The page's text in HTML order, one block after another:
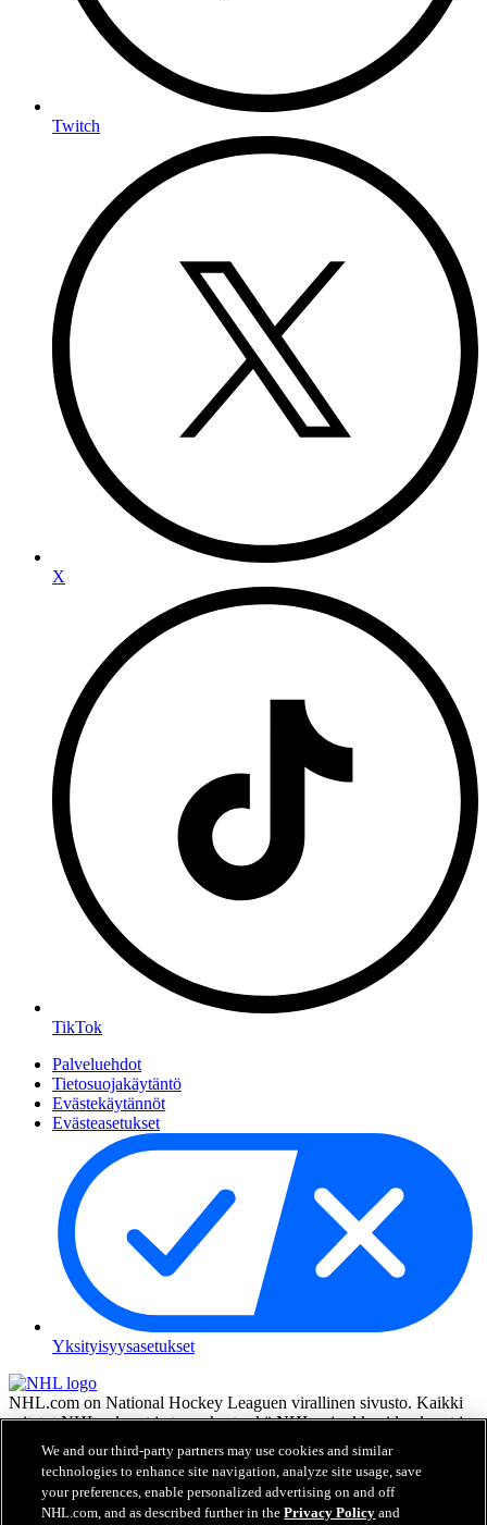
Twitch
X
TikTok
Palveluehdot
Tietosuojakäytäntö
Evästekäytännöt
Evästeasetukset
Yksityisyysasetukset
NHL.com on National Hockey Leaguen virallinen sivusto. Kaikki
esitetyt NHL:n logot ja tunnukset sekä NHL:n joukkueiden logot ja
tunnukset ovat NHL:n ja sen joukkueiden omaisuutta, eikä niitä saa
toisintaa ilman NHL Enterprises, L.P.:n hyväksyntää. © NHL 2026.
Kaikki oikeudet pidätetään. Kaikki NHL-joukkueiden pelaajien
nimillä ja numeroilla varustetut pelipaidat ovat virallisesti NHL:n ja
NHLPA:n lisenssin alla. Zambonin merkki ja Zamboni-jääkoneen
We and our third-party partners may use cookies and similar
technologies to enhance site navigation, analyze site usage, save
your preferences, enable personalized advertising on and off
NHL.com, and as described further in thePrivacy Policy and